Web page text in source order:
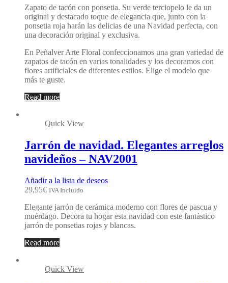
Zapato de tacón con ponsetia. Su verde terciopelo le da un
original y destacado toque de elegancia que, junto con la
ponsetia roja harán las delicias de una Navidad perfecta, con
una decoración original y exclusiva.
En Peñalver Arte Floral confeccionamos una gran variedad de
zapatos de tacón en varias tonalidades y los decoramos con
flores artificiales de diferentes estilos. Elige el modelo que
más te guste.
Read more
Quick View
Jarrón de navidad. Elegantes arreglos
navideños – NAV2001
Añadir a la lista de deseos
29,95€ IVA Incluido
Elegante jarrón de cerámica moderno con flores de pascua y
muérdago. Decora tu hogar esta navidad con este fantástico
jarrón de ponsetias rojas y blancas.
Read more
Quick View